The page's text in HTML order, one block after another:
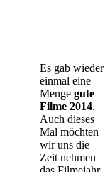
Es gab wieder
einmal eine
Menge gute
Filme 2014.
Auch dieses
Mal möchten
wir uns die
Zeit nehmen